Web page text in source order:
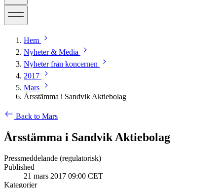
Hem
Nyheter & Media
Nyheter från koncernen
2017
Mars
Årsstämma i Sandvik Aktiebolag
Back to Mars
Årsstämma i Sandvik Aktiebolag
Pressmeddelande (regulatorisk)
Published
21 mars 2017 09:00 CET
Kategorier